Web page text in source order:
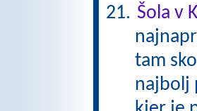
Šola v
tam
najbolj